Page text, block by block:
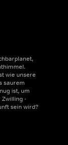
wie unsere
saurem
ist, um
Zwilling -
sein wird?